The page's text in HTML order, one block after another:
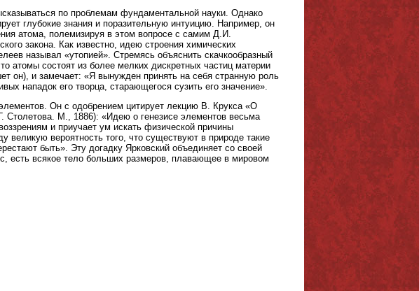
по проблемам фундаментальной науки. Однако
глубокие знания и поразительную интуицию. Например, он
атома, полемизируя в этом вопросе с самим Д.И.
закона. Как известно, идею строения химических
называл «утопией». Стремясь объяснить скачкообразный
атомы состоят из более мелких дискретных частиц материи
он), и замечает: «Я вынужден принять на себя странную роль
нападок его творца, старающегося сузить его значение».
Он с одобрением цитирует лекцию В. Крукса «О
Столетова. М., 1886): «Идею о генезисе элементов весьма
и приучает ум искать физической причины
вероятность того, что существуют в природе такие
быть». Эту догадку Ярковский объединяет со своей
есть всякое тело больших размеров, плавающее в мировом